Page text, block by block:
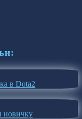
в Dota2
новичку